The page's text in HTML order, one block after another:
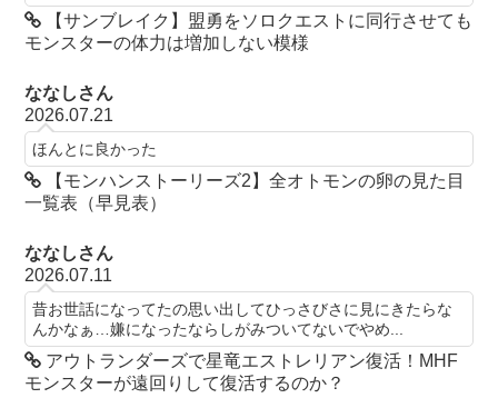
【サンブレイク】盟勇をソロクエストに同行させても
モンスターの体力は増加しない模様
ななしさん
2026.07.21
ほんとに良かった
【モンハンストーリーズ2】全オトモンの卵の見た目
一覧表（早見表）
ななしさん
2026.07.11
昔お世話になってたの思い出してひっさびさに見にきたらな
んかなぁ…嫌になったならしがみついてないでやめ...
アウトランダーズで星竜エストレリアン復活！MHF
モンスターが遠回りして復活するのか？